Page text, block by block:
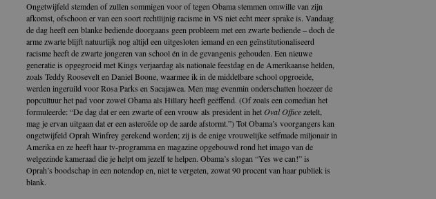
Ongetwijfeld stemden of zullen sommigen voor of tegen Obama stemmen omwille van zijn
afkomst, ofschoon er van een soort rechtlijnig racisme in VS niet echt meer sprake is. Vandaag
de dag heeft een blanke bediende doorgaans geen probleem met een zwarte bediende – doch de
arme zwarte blijft natuurlijk nog altijd een uitgesloten iemand en een geïnstitutionaliseerd
racisme heeft de zwarte jongeren van school én in de gevangenis gehouden. Een nieuwe
generatie is opgegroeid met Kings verjaardag als nationale feestdag en de Amerikaanse helden,
zoals Teddy Roosevelt en Daniel Boone, waarmee ik in de middelbare school opgroeide,
werden ingeruild voor Rosa Parks en Sacajawea. Men mag evenmin onderschatten hoezeer de
popcultuur het pad voor zowel Obama als Hillary heeft geëffend. (Of zoals een comedian het
formuleerde: “De dag dat er een zwarte of een vrouw als president in hetOval Officezetelt,
mag je ervan uitgaan dat er een asteroïde op de aarde afstormt.”) Tot Obama’s voorgangers kan
ongetwijfeld Oprah Winfrey gerekend worden; zij is de enige vrouwelijke selfmade miljonair in
Amerika en ze heeft haar tv-programma en magazine opgebouwd rond het imago van de
welgezinde kameraad die je helpt om jezelf te helpen. Obama’s slogan “Yes we can!” is
Oprah’s boodschap in een notendop en, niet te vergeten, zowat 90 procent van haar publiek is
blank.